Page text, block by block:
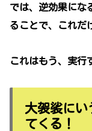
では、逆効果にな
ることで、これだ
これはもう、実行
大袈裟にい
てくる！